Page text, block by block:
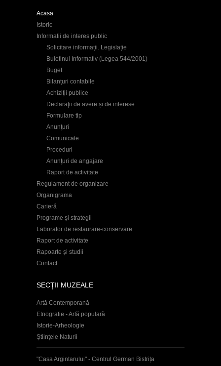
Acasa
Istoric
Informatii de interes public
Solicitare informații. Legislație
Buletinul Informativ (Legea 544/2001)
Buget
Bilanțuri contabile
Achiziţii publice
Declaraţii de avere și de interese
Formulare tip
Anunţuri
Comunicate
Proceduri
Anunţuri de angajare
Raport de activitate
Regulament de organizare
Organigrama
Carieră
Programe și strategii
Laborator de restaurare-conservare
Raport de activitate
Rapoarte și studii
Contact
SECŢII MUZEALE
Artă Contemporană
Etnografie - Artă populară
Istorie-Arheologie
Ştiinţele Naturii
"Casa Argintarului" - Centrul German Bistrița